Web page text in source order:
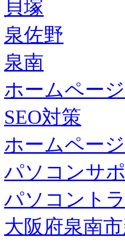
貝塚
泉佐野
泉南
ホームペー
SEO対策
ホームペー
パソコンサ
パソコント
大阪府泉南